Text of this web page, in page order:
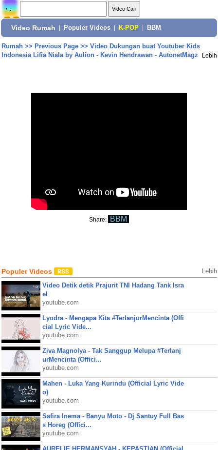
Video Rumah Populer Videos K-POP BBM
Rumah>> Previous Page>> Video Dukungan buat Youtuber Kids
Indonesia Lifia Niala by Aulion - Kevin Hendrawan - AutonetMagz
Lebih
Share: BBM
Populer Videos Lebih
Video Detik detik Prajurit TNI Hadang Tank Isra
el
youtube.com
Lyodra - Mengapa Kita #TerlanjurMencinta (Offi
cial Lyric Vide...
youtube.com
Ziva Magnolya - Tak Sanggup Melupa #Terlanj
urMencinta (Offici...
youtube.com
Mahen - Luka Yang Kurindu (Official Lyric Vide
o)
youtube.com
Safira Inema - Banyu Moto - Dj Santuy Full Bas
s Horeg (Offici...
youtube.com